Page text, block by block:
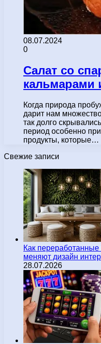
08.07.2024
0
Салат со
кальмарами
Когда природа
дарит нам
так долго
период особенно
продукты, которые…
Свежие записи
Как
меняют дизайн
28.07.2026